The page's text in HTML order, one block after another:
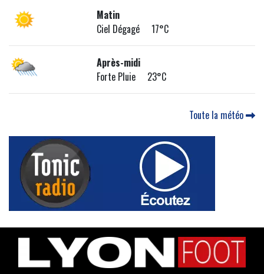
Matin
Ciel Dégagé 17°C
Après-midi
Forte Pluie 23°C
Toute la météo